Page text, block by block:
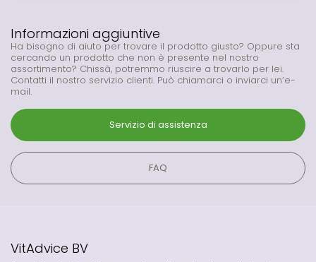
Informazioni aggiuntive
Ha bisogno di aiuto per trovare il prodotto giusto? Oppure sta
cercando un prodotto che non è presente nel nostro
assortimento? Chissà, potremmo riuscire a trovarlo per lei.
Contatti il nostro servizio clienti. Può chiamarci o inviarci un’e-
mail.
Servizio di assistenza
FAQ
VitAdvice BV